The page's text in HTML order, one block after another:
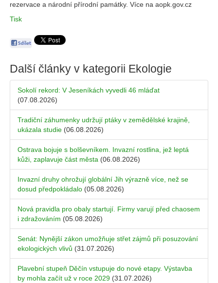
rezervace a národní přírodní památky. Více na aopk.gov.cz
Tisk
Další články v kategorii Ekologie
Sokolí rekord: V Jeseníkách vyvedli 46 mláďat
(07.08.2026)
Tradiční záhumenky udržují ptáky v zemědělské krajině,
ukázala studie (06.08.2026)
Ostrava bojuje s bolševníkem. Invazní rostlina, jež leptá
kůži, zaplavuje část města (06.08.2026)
Invazní druhy ohrožují globální Jih výrazně více, než se
dosud předpokládalo (05.08.2026)
Nová pravidla pro obaly startují. Firmy varují před chaosem
i zdražováním (05.08.2026)
Senát: Nynější zákon umožňuje střet zájmů při posuzování
ekologických vlivů (31.07.2026)
Plavební stupeň Děčín vstupuje do nové etapy. Výstavba
by mohla začít už v roce 2029 (31.07.2026)